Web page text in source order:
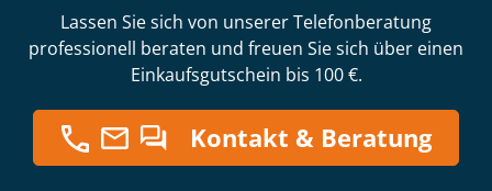
Lassen Sie sich von unserer Telefonberatung
professionell beraten und freuen Sie sich über einen
Einkaufsgutschein bis 100 €.
Kontakt & Beratung